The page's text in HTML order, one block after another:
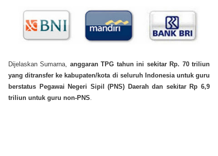
Dijelaskan Sumarna, anggaran TPG tahun ini sekitar Rp. 70 triliun
yang ditransfer ke kabupaten/kota di seluruh Indonesia untuk guru
berstatus Pegawai Negeri Sipil (PNS) Daerah dan sekitar Rp 6,9
triliun untuk guru non-PNS